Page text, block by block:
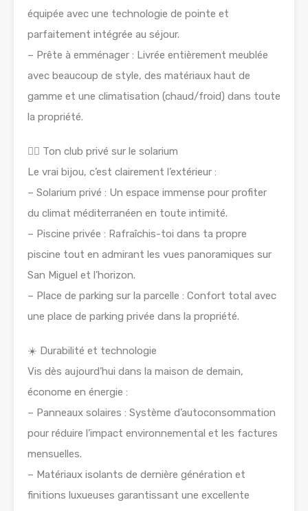
équipée avec une technologie de pointe et
parfaitement intégrée au séjour.
– Prête à emménager : Livrée entièrement meublée
avec beaucoup de style, des matériaux haut de
gamme et une climatisation (chaud/froid) dans toute
la propriété.
🏊‍♂️ Ton club privé sur le solarium
Le vrai bijou, c’est clairement l’extérieur :
– Solarium privé : Un espace immense pour profiter
du climat méditerranéen en toute intimité.
– Piscine privée : Rafraîchis-toi dans ta propre
piscine tout en admirant les vues panoramiques sur
San Miguel et l’horizon.
– Place de parking sur la parcelle : Confort total avec
une place de parking privée dans la propriété.
☀️ Durabilité et technologie
Vis dès aujourd’hui dans la maison de demain,
économe en énergie :
– Panneaux solaires : Système d’autoconsommation
pour réduire l’impact environnemental et les factures
mensuelles.
– Matériaux isolants de dernière génération et
finitions luxueuses garantissant une excellente